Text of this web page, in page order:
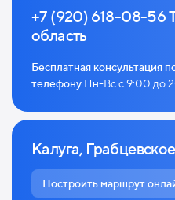
+7 (920) 618-08-56
область
Бесплатная консультация
телефону Пн-Вс с 9:00 до
Калуга,
Построить маршрут